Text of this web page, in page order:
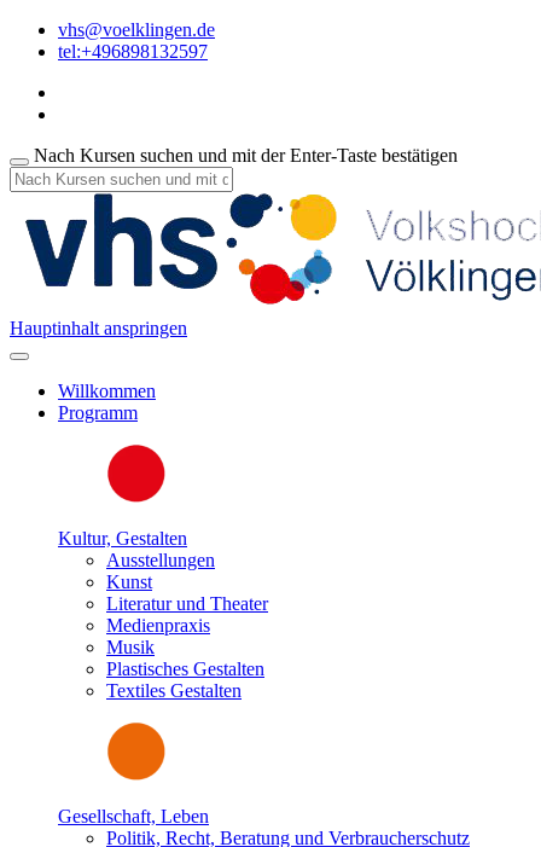
vhs@voelklingen.de
tel:+496898132597
Nach Kursen suchen und mit der Enter-Taste bestätigen
Hauptinhalt anspringen
Willkommen
Programm
Kultur, Gestalten
Ausstellungen
Kunst
Literatur und Theater
Medienpraxis
Musik
Plastisches Gestalten
Textiles Gestalten
Gesellschaft, Leben
Politik, Recht, Beratung und Verbraucherschutz